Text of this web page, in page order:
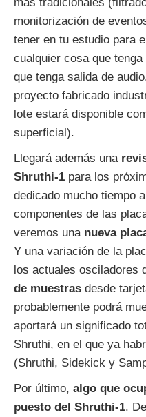
monitorización de
tener en tu estudio para
cualquier cosa que
que tenga salida de
proyecto fabricado
lote estará disponible
superficial).
Llegará además una
Shruthi-1 para los
dedicado mucho tiempo
componentes de las
veremos una nueva
Y una variación de la
los actuales osciladores
de muestras desde
probablemente podrá
aportará un significado
Shruthi, en el que ya
(Shruthi, Sidekick y
Por último, algo que
puesto del Shruthi-1.